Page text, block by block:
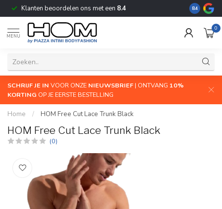
Klanten beoordelen ons met een 8.4 De
8.4
MENU
0
SCHRIJF JE IN VOOR ONZE NIEUWSBRIEF| ONTVANG 10%
KORTING OP JE EERSTE BESTELLING
Home / HOM Free Cut Lace Trunk Black
HOM Free Cut Lace Trunk Black
(0)